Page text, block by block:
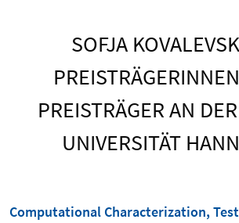
SOFJA
PREISTRÄGER AN
UNIVERSITÄT
Computational Characterization,